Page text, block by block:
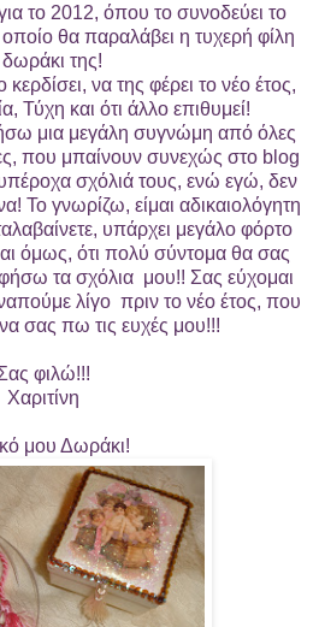
το 2012, όπου το συνοδεύει το
θα παραλάβει η τυχερή φίλη
δωράκι της!
να της φέρει το νέο έτος,
Τύχη και ότι άλλο επιθυμεί!
μια μεγάλη συγνώμη από όλες
που μπαίνουν συνεχώς στο blog
σχόλιά τους, ενώ εγώ, δεν
Το γνωρίζω, είμαι αδικαιολόγητη
υπάρχει μεγάλο φόρτο
όμως, ότι πολύ σύντομα θα σας
τα σχόλια μου!! Σας εύχομαι
λίγο πριν το νέο έτος, που
σας πω τις ευχές μου!!!
φιλώ!!!
Χαριτίνη
μου Δωράκι!